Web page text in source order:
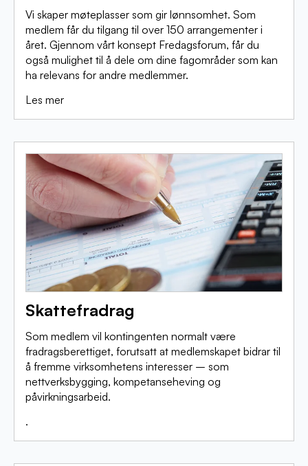
Vi skaper møteplasser som gir lønnsomhet. Som
medlem får du tilgang til over 150 arrangementer i
året. Gjennom vårt konsept Fredagsforum, får du
også mulighet til å dele om dine fagområder som kan
ha relevans for andre medlemmer.
Les mer
Skattefradrag
Som medlem vil kontingenten normalt være
fradragsberettiget, forutsatt at medlemskapet bidrar til
å fremme virksomhetens interesser – som
nettverksbygging, kompetanseheving og
påvirkningsarbeid.
.